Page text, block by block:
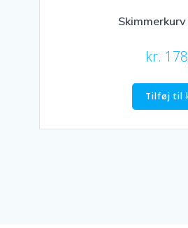
kr.
Tilføj til